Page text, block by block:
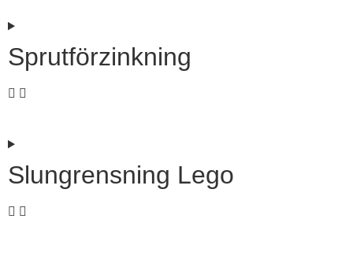
Sprutförzinkning
Slungrensning Lego